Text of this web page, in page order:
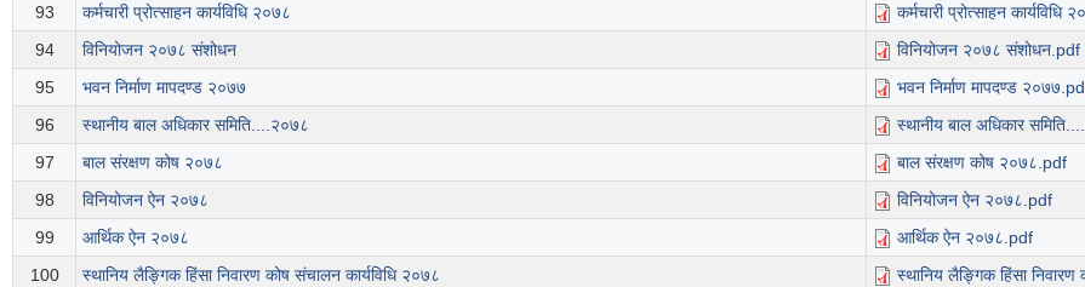
93
कर्मचारी प्रोत्साहन कार्यविधि २०७८ कर्मचारी प्रोत्साहन कार्यविधि
94
विनियोजन २०७८ संशोधन विनियोजन २०७८ संशोधन.pdf
95
भवन निर्माण मापदण्ड २०७७ भवन निर्माण मापदण्ड
96
स्थानीय बाल अधिकार समिति....२०७८ स्थानीय बाल अधिकार
97
बाल संरक्षण कोष २०७८ बाल संरक्षण कोष २०७८.pdf
98
विनियोजन ऐन २०७८ विनियोजन ऐन २०७८.pdf
99
आर्थिक ऐन २०७८ आर्थिक ऐन २०७८.pdf
100
स्थानिय लैङ्गिक हिंसा निवारण कोष संचालन कार्यविधि २०७८ स्थानिय लैङ्गिक हिंसा